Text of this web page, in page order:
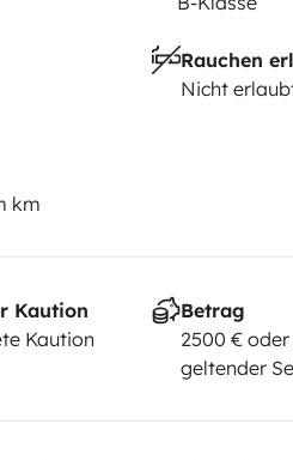
de carburant et l’entretien
pour le nettoyage ou
(forfait ménage) será
Rauchen
Nicht
km
Kaution
Kaution
Betrag
2500 €
geltender